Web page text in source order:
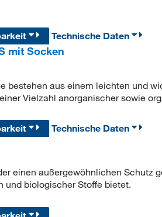
Technische Daten
mit Socken
bestehen aus einem leichten und
Vielzahl anorganischer sowie
Technische Daten
einen außergewöhnlichen Schutz
und biologischer Stoffe bietet.